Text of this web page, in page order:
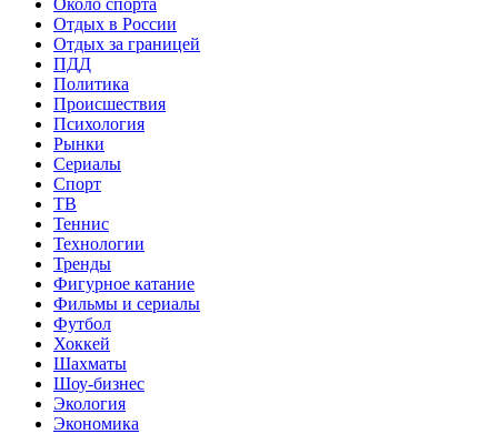
Отдых в России
Отдых за границей
ПДД
Политика
Происшествия
Психология
Рынки
Сериалы
Спорт
ТВ
Теннис
Технологии
Тренды
Фигурное катание
Фильмы и сериалы
Футбол
Хоккей
Шахматы
Шоу-бизнес
Экология
Экономика